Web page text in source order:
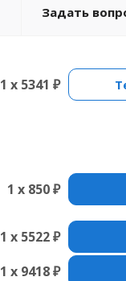
Задать
1 x 5341 ₽
1 x 850 ₽
1 x 5522 ₽
1 x 9418 ₽